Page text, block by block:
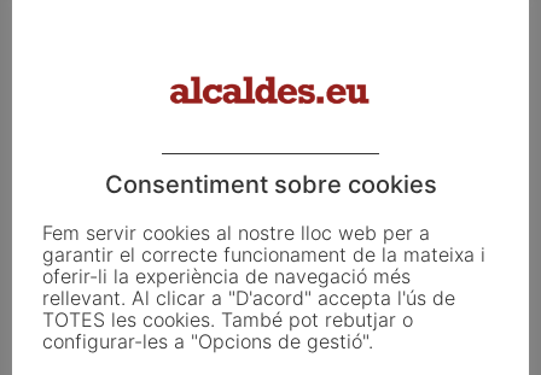
Més de 200.000 euros en la millora dels
camins municipals afectats...
Consentiment sobre cookies
Fem servir cookies al nostre lloc web per a
garantir el correcte funcionament de la mateixa i
oferir-li la experiència de navegació més
rellevant. Al clicar a "D'acord" accepta l'ús de
TOTES les cookies. També pot rebutjar o
configurar-les a "Opcions de gestió".